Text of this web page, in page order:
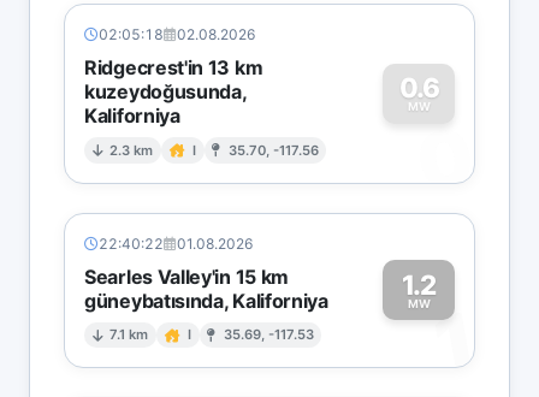
02:05:18 02.08.2026
Ridgecrest'in 13 km
kuzeydoğusunda,
Kaliforniya
2.3 km I 35.70, -117.56
0.6
MW
0
22:40:22 01.08.2026
Searles Valley'in 15 km
güneybatısında, Kaliforniya
7.1 km I 35.69, -117.53
1.2
MW1